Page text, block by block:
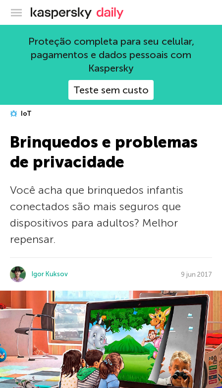
Blog oficial da Kaspersky
Proteção completa para seu celular,
pagamentos e dados pessoais com
Kaspersky
Teste sem custo
IoT
Brinquedos e problemas
de privacidade
Você acha que brinquedos infantis
conectados são mais seguros que
dispositivos para adultos? Melhor
repensar.
Igor Kuksov 9 jun 2017